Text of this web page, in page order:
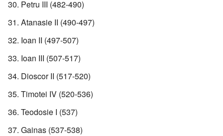
Petru III (482-490)
Atanasie II (490-497)
Ioan II (497-507)
Ioan III (507-517)
Dioscor II (517-520)
Timotei IV (520-536)
Teodosie I (537)
Gainas (537-538)